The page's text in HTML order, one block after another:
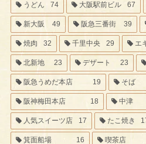
うどん 74 大阪駅前ビル 67
新大阪 49 阪急三番街 39
焼肉 32 千里中央 29 エ
北新地 23 デザート 23
阪急うめだ本店 19 そば
阪神梅田本店 18 中津
人気スイーツ店 17 たこ焼き
箕面船場 16 喫茶店